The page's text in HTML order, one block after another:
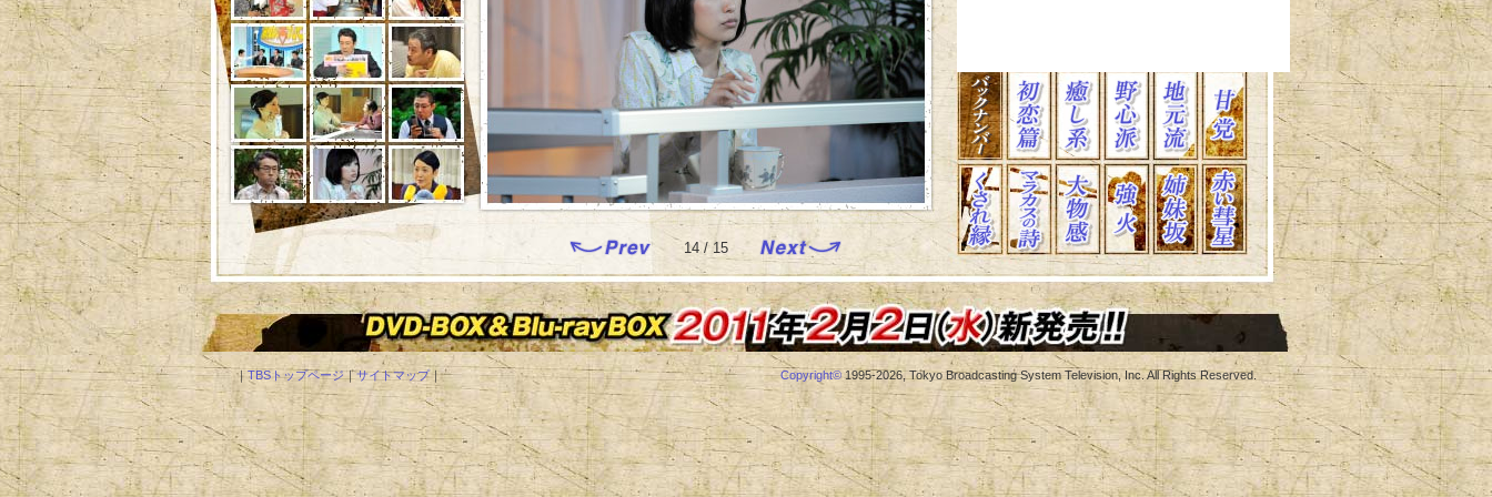
14 / 15
｜TBSトップページ｜サイトマップ｜ Copyright© 1995-2026, Tokyo Broadcasting System Television, Inc. All Rights Reserved.